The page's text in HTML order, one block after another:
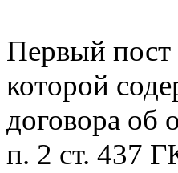
Первый пост
которой
договора об
п. 2 ст. 437